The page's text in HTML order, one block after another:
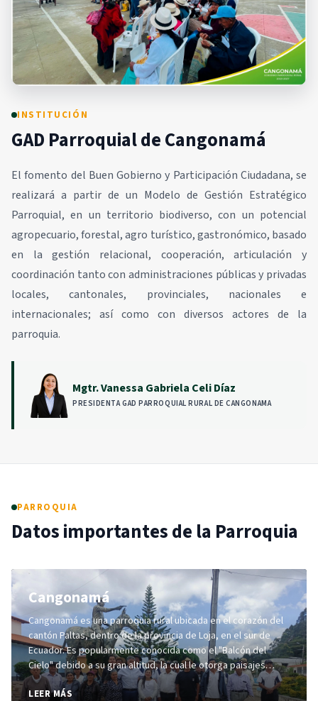
INSTITUCIÓN
GAD Parroquial de Cangonamá
El fomento del Buen Gobierno y Participación Ciudadana, se
realizará a partir de un Modelo de Gestión Estratégico
Parroquial, en un territorio biodiverso, con un potencial
agropecuario, forestal, agro turístico, gastronómico, basado
en la gestión relacional, cooperación, articulación y
coordinación tanto con administraciones públicas y privadas
locales, cantonales, provinciales, nacionales e
internacionales; así como con diversos actores de la
parroquia.
Mgtr. Vanessa Gabriela Celi Díaz
PRESIDENTA GAD PARROQUIAL RURAL DE CANGONAMA
PARROQUIA
Datos importantes de la Parroquia
Cangonamá
Cangonamá es una parroquia rural ubicada en el corazón del
cantón Paltas, dentro de la provincia de Loja, en el sur de
Ecuador. Es popularmente conocida como el "Balcón del
Cielo" debido a su gran altitud, la cual le otorga paisajes
montañosos únicos y un clima privilegiado ideal para la salud.
LEER MÁS